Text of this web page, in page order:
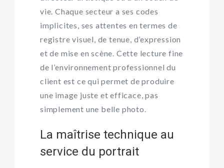
vie. Chaque secteur a ses codes
implicites, ses attentes en termes de
registre visuel, de tenue, d’expression
et de mise en scène. Cette lecture fine
de l’environnement professionnel du
client est ce qui permet de produire
une image juste et efficace, pas
simplement une belle photo.
La maîtrise technique au
service du portrait